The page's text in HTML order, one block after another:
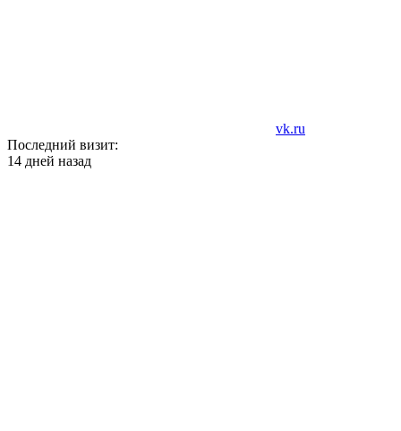
vk.ru
Последний визит:
14 дней назад